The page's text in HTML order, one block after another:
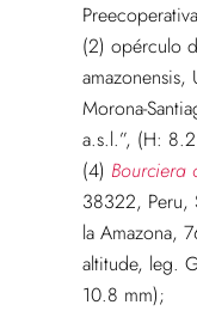
(2) opérculo
Morona-
a.s.l.”, (H:
(4) Bourciera
38322, Peru,
la Amazona,
altitude, leg.
10.8 mm);